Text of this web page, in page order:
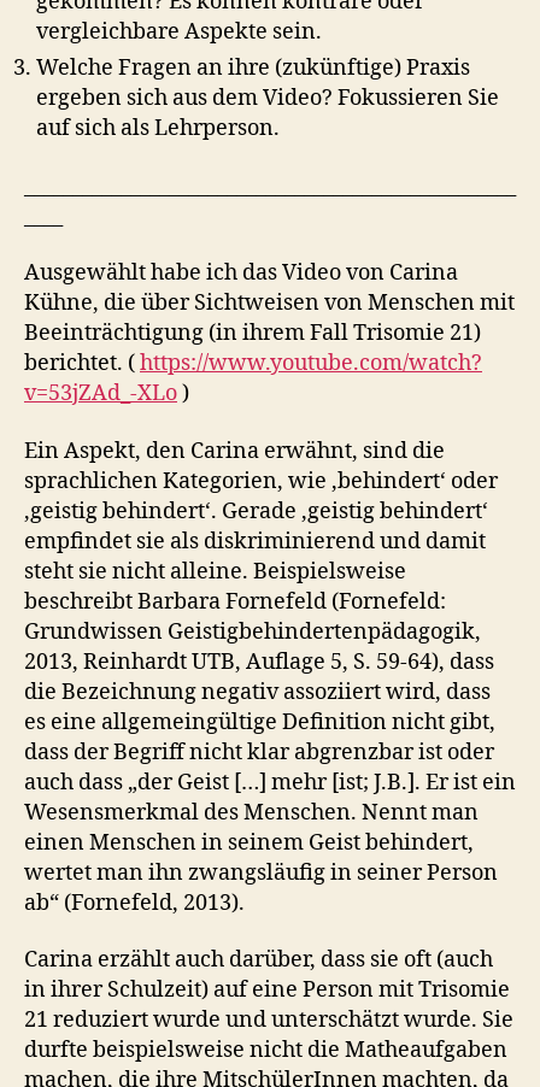
vergleichbare Aspekte sein.
Welche Fragen an ihre (zukünftige) Praxis
ergeben sich aus dem Video? Fokussieren Sie
auf sich als Lehrperson.
Ausgewählt habe ich das Video von Carina
Kühne, die über Sichtweisen von Menschen mit
Beeinträchtigung (in ihrem Fall Trisomie 21)
berichtet. (https://www.youtube.com/watch?
v=53jZAd_-XLo)
Ein Aspekt, den Carina erwähnt, sind die
sprachlichen Kategorien, wie ‚behindert‘ oder
‚geistig behindert‘. Gerade ‚geistig behindert‘
empfindet sie als diskriminierend und damit
steht sie nicht alleine. Beispielsweise
beschreibt Barbara Fornefeld (Fornefeld:
Grundwissen Geistigbehindertenpädagogik,
2013, Reinhardt UTB, Auflage 5, S. 59-64), dass
die Bezeichnung negativ assoziiert wird, dass
es eine allgemeingültige Definition nicht gibt,
dass der Begriff nicht klar abgrenzbar ist oder
auch dass „der Geist […] mehr [ist; J.B.]. Er ist ein
Wesensmerkmal des Menschen. Nennt man
einen Menschen in seinem Geist behindert,
wertet man ihn zwangsläufig in seiner Person
ab“ (Fornefeld, 2013).
Carina erzählt auch darüber, dass sie oft (auch
in ihrer Schulzeit) auf eine Person mit Trisomie
21 reduziert wurde und unterschätzt wurde. Sie
durfte beispielsweise nicht die Matheaufgaben
machen, die ihre MitschülerInnen machten, da